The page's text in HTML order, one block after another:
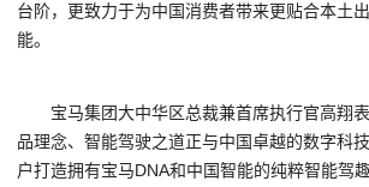
台阶，更致力于为中国消费者带来更贴合本土
能。
宝马集团大中华区总裁兼首席执行官高翔
品理念、智能驾驶之道正与中国卓越的数字科
户打造拥有宝马DNA和中国智能的纯粹智能驾